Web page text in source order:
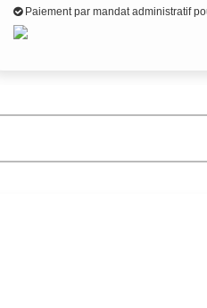
Paiement par mandat administratif